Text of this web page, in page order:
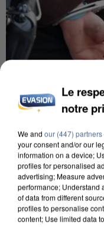
8h00
Un second cadre
Algérie
Un cofondateur du
quelques jours
Le
notre
We and our (447) partners
your consent and/or our
information on a device;
profiles for personalised
advertising; Measure
performance; Understand
of data from different
profiles to personalise
content; Use limited data